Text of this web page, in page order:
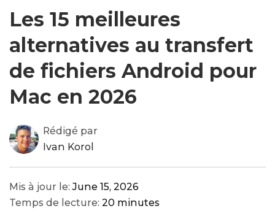
Les 15 meilleures
alternatives au transfert
de fichiers Android pour
Mac en 2026
Rédigé par
Ivan Korol
Mis à jour le:June 15, 2026
Temps de lecture: 20 minutes